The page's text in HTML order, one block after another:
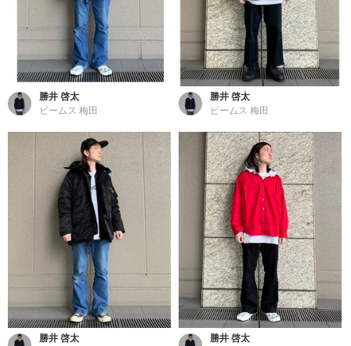
勝井 啓太
ビームス 梅田
勝井 啓太
ビームス 梅田
勝井 啓太
勝井 啓太